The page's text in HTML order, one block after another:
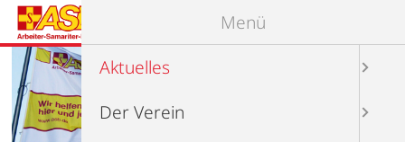
Menü
Aktuelles
Der Verein